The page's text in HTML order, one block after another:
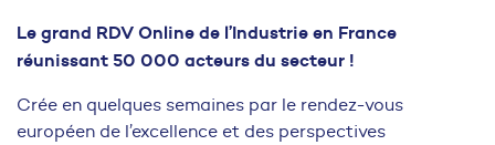
Le grand RDV Online de l’Industrie en France
réunissant 50 000 acteurs du secteur !
Crée en quelques semaines par le rendez-vous
européen de l’excellence et des perspectives